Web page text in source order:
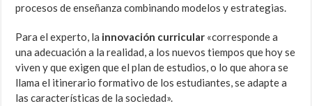
procesos de enseñanza combinando modelos y estrategias.
Para el experto, la innovación curricular «corresponde a
una adecuación a la realidad, a los nuevos tiempos que hoy se
viven y que exigen que el plan de estudios, o lo que ahora se
llama el itinerario formativo de los estudiantes, se adapte a
las características de la sociedad».